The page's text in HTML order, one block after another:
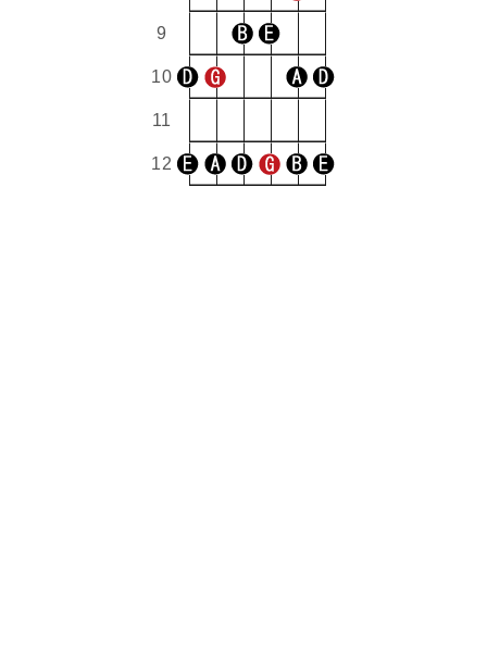
9
10
11
12